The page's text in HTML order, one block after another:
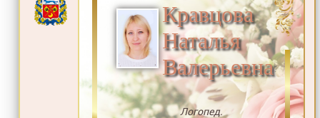
Кравцова
Наталья
Валерьевна
Логопед.